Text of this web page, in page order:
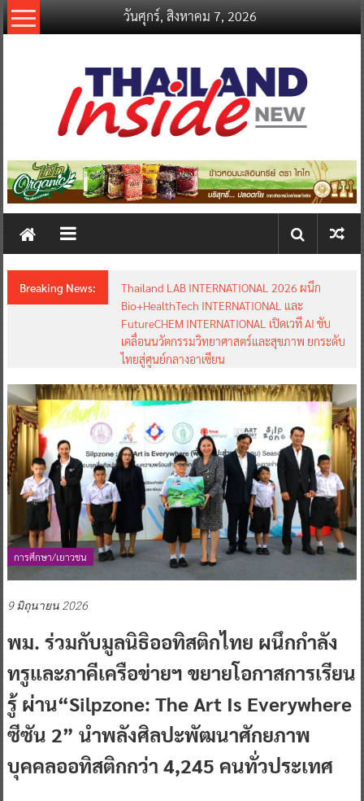
Skip
to
วันศุกร์, สิงหาคม 7, 2026
thailandinsidenew.com
Thailand
New
Breaking News:
อินฟอร์มา มาร์เก็ตส์ ผนึกเครือข่ายธุรกิจท่องเที่ยว-
บริการ จัด Food & Hospitality Thailand 2026
เชื่อม 4 งานใหญ่ สร้างโอกาสธุรกิจครบวงจร
การศึกษา/เยาวชน
9 มิถุนายน 2026
พม. ร่วมกับมูลนิธิออทิสติกไทย ผนึกกำลัง
ทรูและภาคีเครือข่ายฯ ขยายโอกาสการเรียน
รู้ ผ่าน“Silpzone: The Art Is Everywhere
ซีซัน 2” นำพลังศิลปะพัฒนาศักยภาพ
บุคคลออทิสติกกว่า 4,245 คนทั่วประเทศ
Posted By: ^ jo ^ 0 Comment